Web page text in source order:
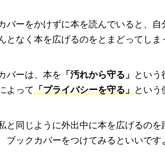
バーをかけずに本を読んでいると、
となく本を広げるのをとまどってしま
バーは、本を 「汚れから守る」
とい
よって「プライバシーを守る」という
と同じように外出中に本を広げるの
ブックカバーをつけてみるといいです